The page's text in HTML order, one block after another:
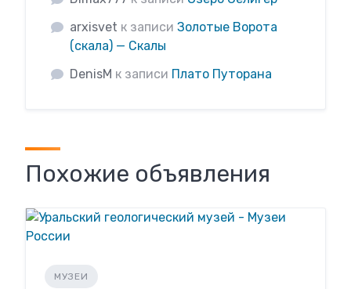
arxisvet к записи Золотые Ворота
(скала) — Скалы
DenisM к записи Плато Путорана
Похожие объявления
МУЗЕИ